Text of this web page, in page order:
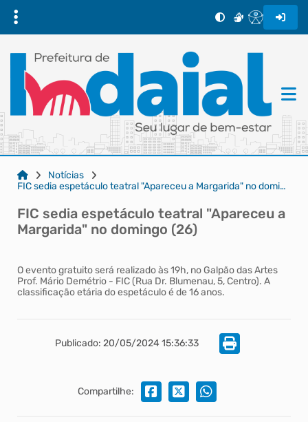
Notícias
FIC sedia espetáculo teatral "Apareceu a Margarida" no domingo (26)
FIC sedia espetáculo teatral "Apareceu a
Margarida" no domingo (26)
O evento gratuito será realizado às 19h, no Galpão das Artes
Prof. Mário Demétrio - FIC (Rua Dr. Blumenau, 5, Centro). A
classificação etária do espetáculo é de 16 anos.
Publicado: 20/05/2024 15:36:33
Compartilhe: